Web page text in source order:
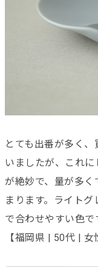
とても出番が多く
いましたが、これ
が絶妙で、量が多く
まります。ライト
で合わせやすい色で
【福岡県 | 50代 | 女